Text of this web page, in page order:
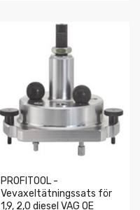
PROFITOOL -
Vevaxeltätningssats för
1,9, 2,0 diesel VAG OE